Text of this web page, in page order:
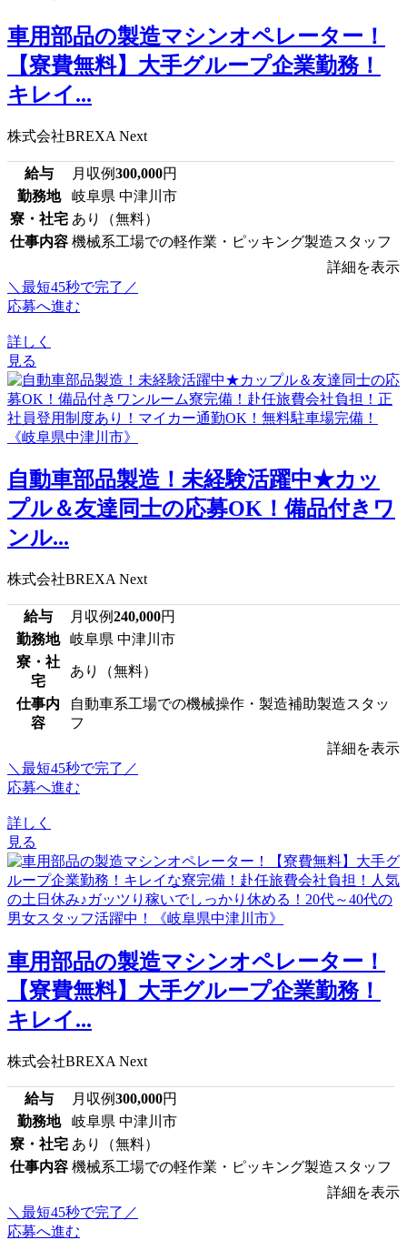
車用部品の製造マシンオペレーター！
【寮費無料】大手グループ企業勤務！
キレイ...
株式会社BREXA Next
給与 月収例300,000円
勤務地
岐阜県 中津川市
寮・社宅 あり（無料）
仕事内容 機械系工場での軽作業・ピッキング製造スタッフ
詳細を表示
＼最短45秒で完了／
応募へ進む
詳しく
見る
自動車部品製造！未経験活躍中★カッ
プル＆友達同士の応募OK！備品付きワ
ンル...
株式会社BREXA Next
給与 月収例240,000円
勤務地
岐阜県 中津川市
寮・社
宅
あり（無料）
仕事内
容
自動車系工場での機械操作・製造補助製造スタッ
フ
詳細を表示
＼最短45秒で完了／
応募へ進む
詳しく
見る
車用部品の製造マシンオペレーター！
【寮費無料】大手グループ企業勤務！
キレイ...
株式会社BREXA Next
給与 月収例300,000円
勤務地
岐阜県 中津川市
寮・社宅 あり（無料）
仕事内容 機械系工場での軽作業・ピッキング製造スタッフ
詳細を表示
＼最短45秒で完了／
応募へ進む